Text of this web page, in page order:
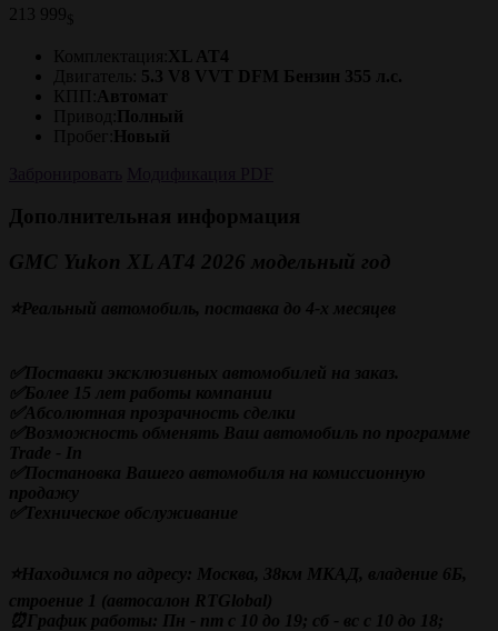
213 999 $
Комплектация: XL AT4
Двигатель:
5.3 V8 VVT DFM Бензин 355 л.с.
КПП:
Автомат
Привод:
Полный
Пробег:
Новый
Дополнительная информация
GMC Yukon XL AT4 2026 модельный год
⭐Реальный автомобиль, поставка до 4-х месяцев
✅Поставки эксклюзивных автомобилей на заказ.
✅Более 15 лет работы компании
✅ Абсолютная прозрачность сделки
✅Возможность обменять Ваш автомобиль по программе
Trade - In
✅Постановка Вашего автомобиля на комиссионную
продажу
✅Техническое обслуживание
⭐Находимся по адресу: Москва, 38км МКАД, владение 6Б,
строение 1 (автосалон RTGlobal)
⏰График работы: Пн - пт с 10 до 19; сб - вс с 10 до 18;